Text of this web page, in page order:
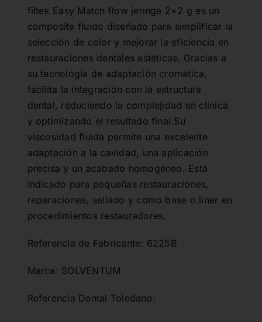
filtek Easy Match flow jeringa 2×2 g es un
composite fluido diseñado para simplificar la
selección de color y mejorar la eficiencia en
restauraciones dentales estéticas. Gracias a
su tecnología de adaptación cromática,
facilita la integración con la estructura
dental, reduciendo la complejidad en clínica
y optimizando el resultado final.Su
viscosidad fluida permite una excelente
adaptación a la cavidad, una aplicación
precisa y un acabado homogéneo. Está
indicado para pequeñas restauraciones,
reparaciones, sellado y como base o liner en
procedimientos restauradores.
Referencia de Fabricante: 6225B
Marca: SOLVENTUM
Referencia Dental Toledano: